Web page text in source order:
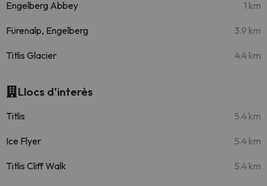
Engelberg Abbey 1 km
Fürenalp, Engelberg 3.9 km
Titlis Glacier 4.4 km
Llocs d'interès
Titlis 5.4 km
Ice Flyer 5.4 km
Titlis Cliff Walk 5.4 km